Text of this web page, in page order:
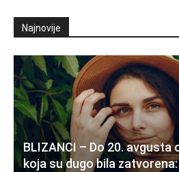
Najnovije
BLIZANCI – Do 20.
koja su dugo bila